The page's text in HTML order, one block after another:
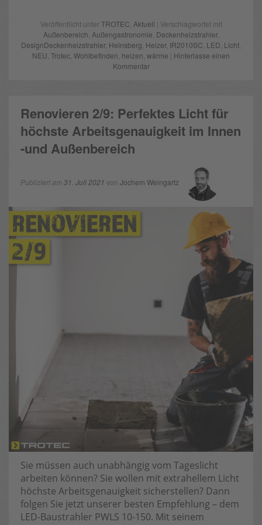
Veröffentlicht unterTROTEC Aktuell | Verschlagwortet mit
Außenbereich Außengastronomie Deckenheizstrahler,
DesignDeckenheizstrahler, Heinsberg Heizer, IR2010SC LED Licht
NEU Trotec Wohlbefinden heizen wärme | Hinterlasse einen
Kommentar
Renovieren 2/9: Perfektes Licht für
höchste Arbeitsgenauigkeit im Innen
-und Außenbereich
Publiziert am 31. Juli 2021 von Jochem Weingartz
Sie müssen auch unabhängig vom Tageslicht
arbeiten können? Sie wollen mit extrahellem Licht
höchste Arbeitsgenauigkeit sicherstellen? Dann
folgen Sie jetzt unserer besten Empfehlung – dem
LED-Baustrahler PWLS 10-150. Mit seinem